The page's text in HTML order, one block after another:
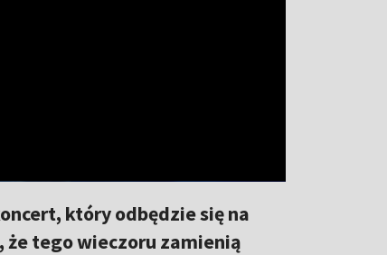
który odbędzie się na
tego wieczoru zamienią